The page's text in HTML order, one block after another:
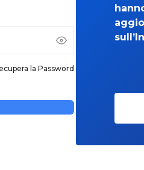
la Password